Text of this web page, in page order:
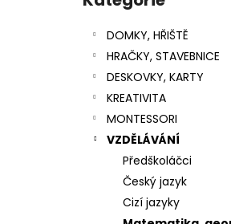
kategorie
DOMKY, HŘIŠTĚ
HRAČKY, STAVEBNICE
DESKOVKY, KARTY
KREATIVITA
MONTESSORI
VZDĚLÁVÁNÍ
Předškoláčci
Český jazyk
Cizí jazyky
SENTOSPHERE SLIME -